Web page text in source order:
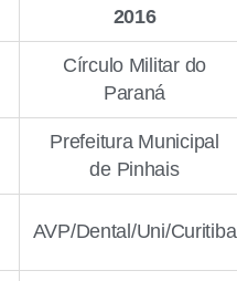
2016
Círculo Militar do
Paraná
Prefeitura Municipal
de Pinhais
AVP/Dental/Uni/Curitiba